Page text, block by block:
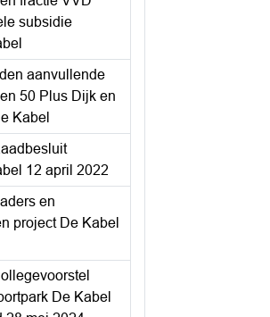
subsidie
aanvullende
50 Plus Dijk en
Kabel
12 april 2022
en
project De Kabel
De Kabel